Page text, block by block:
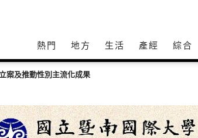
熱門 地方 生活 產經 綜合
書法聯展開幕 落實藝文深耕社區